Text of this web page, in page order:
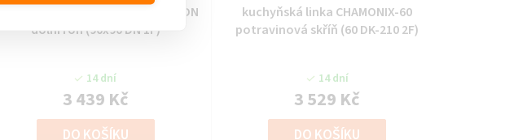
kuchyňská linka CHAMONIX-90/90 DN
dolní roh (90x90 DN 1F)
14 dní
3 439 Kč
DO KOŠÍKU
kuchyňská linka CHAMONIX-60
potravinová skříň (60 DK-210 2F)
14 dní
3 529 Kč
DO KOŠÍKU